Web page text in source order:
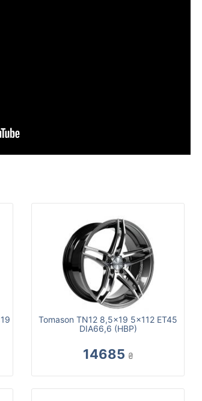
Tomason TN12 8,5x19 5x112 ET45
DIA66,6 (HBP)
14685 ₴